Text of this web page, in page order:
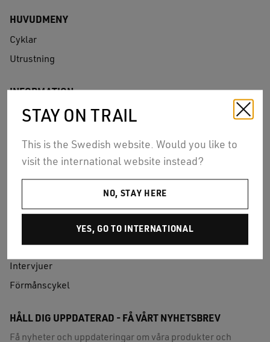
STAY ON TRAIL
This is the Swedish website. Would you like to
visit the international website instead?
NO, STAY HERE
YES, GO TO INTERNATIONAL
HUVUDMENY
Cyklar
Utrustning
INFORMATION
Om Detrail
Allmänna villkor
Kontakt
MTB-fit
Rekommendera mig en storlek
Press
Intervjuer
Förmånscykel
HÅLL DIG UPPDATERAD - FÅ VÅRT NYHETSBREV
Få nyheter och uppdateringar om våra produkter och